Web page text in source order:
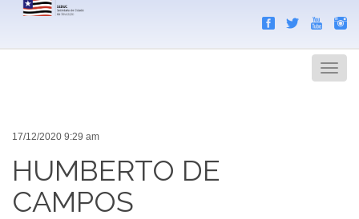
Menu
17/12/2020 9:29 am
HUMBERTO DE
CAMPOS